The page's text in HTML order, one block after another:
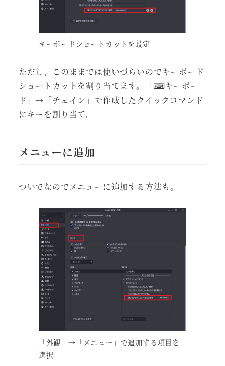
キーボードショートカットを設定
ただし、このままでは使いづらいのでキーボード
ショートカットを割り当てます。「⌨キーボー
ド」→「チェイン」で作成したクイックコマンド
にキーを割り当て。
メニューに追加
ついでなのでメニューに追加する方法も。
「外観」→「メニュー」で追加する項目を
選択